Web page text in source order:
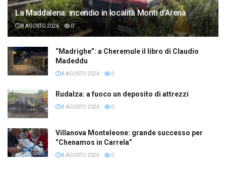
La Maddalena: incendio in località Monti d’Arena
8 AGOSTO 2026 0
“Madrighe”: a Cheremule il libro di Claudio
Madeddu
8 AGOSTO 2026 0
Rudalza: a fuoco un deposito di attrezzi
8 AGOSTO 2026 0
Villanova Monteleone: grande successo per
“Chenamos in Carrela”
8 AGOSTO 2026 0